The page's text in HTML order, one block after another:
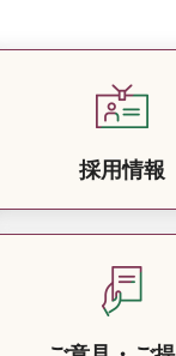
採用情報